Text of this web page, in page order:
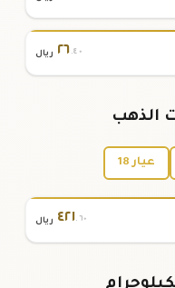
٢٦.٤٠ ريال
الذهب
عيار 18
٤٢١.٦٠ ريال